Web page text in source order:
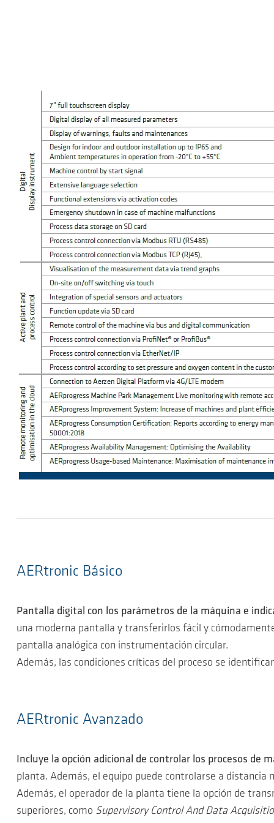
AERtronic Básico
Pantalla digital con los parámetros de la máquina e
una moderna pantalla y transferirlos fácil y
pantalla analógica con instrumentación circular.
Además, las condiciones críticas del proceso se
AERtronic Avanzado
Incluye la opción adicional de controlar los procesos de
planta. Además, el equipo puede controlarse a distancia
Además, el operador de la planta tiene la opción de
superiores, como Supervisory Control And Data